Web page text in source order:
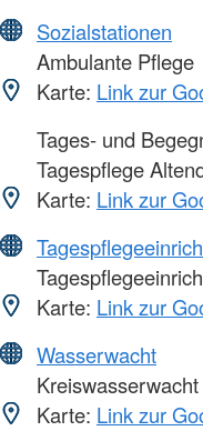
Sozialstationen
Ambulante Pflege
Karte: Link zur
Tages- und
Tagespflege
Karte: Link zur
Karte: Link zur
Wasserwacht
Karte: Link zur